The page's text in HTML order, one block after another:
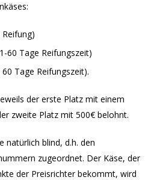
60 Tage Reifungszeit)
Tage Reifungszeit).
der erste Platz mit einem
zweite Platz mit 500€ belohnt.
natürlich blind, d.h. den
zugeordnet. Der Käse, der
der Preisrichter bekommt, wird